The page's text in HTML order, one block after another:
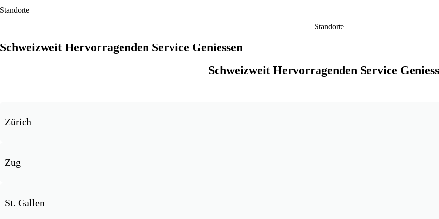
Standorte
Standorte
Schweizweit Hervorragenden Service Geniessen
Schweizweit Hervorragenden Service
Zürich
Zug
St. Gallen